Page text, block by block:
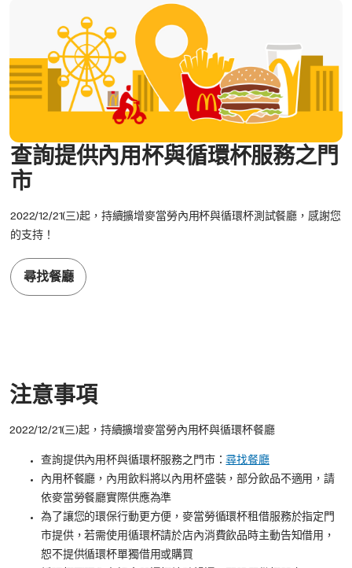
查詢提供內用杯與循環杯服務之門
市
2022/12/21(三)起，持續擴增麥當勞內用杯與循環杯測試餐廳，感謝您
的支持！
尋找餐廳
注意事項
2022/12/21(三)起，持續擴增麥當勞內用杯與循環杯餐廳
查詢提供內用杯與循環杯服務之門市：尋找餐廳
內用杯餐廳，內用飲料將以內用杯盛裝，部分飲品不適用，請
依麥當勞餐廳實際供應為準
為了讓您的環保行動更方便，麥當勞循環杯租借服務於指定門
市提供，若需使用循環杯請於店內消費飲品時主動告知借用，
恕不提供循環杯單獨借用或購買